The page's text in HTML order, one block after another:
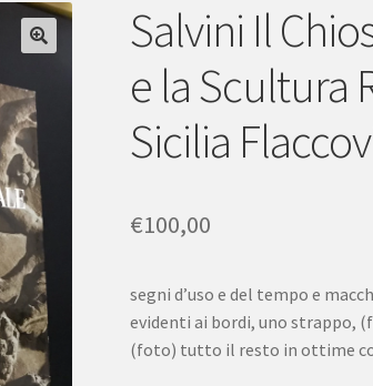
Salvini Il
e la Scultura
Sicilia
€100,00
segni d’uso e del tempo e
evidenti ai bordi, uno strappo,
(foto) tutto il resto in ottime